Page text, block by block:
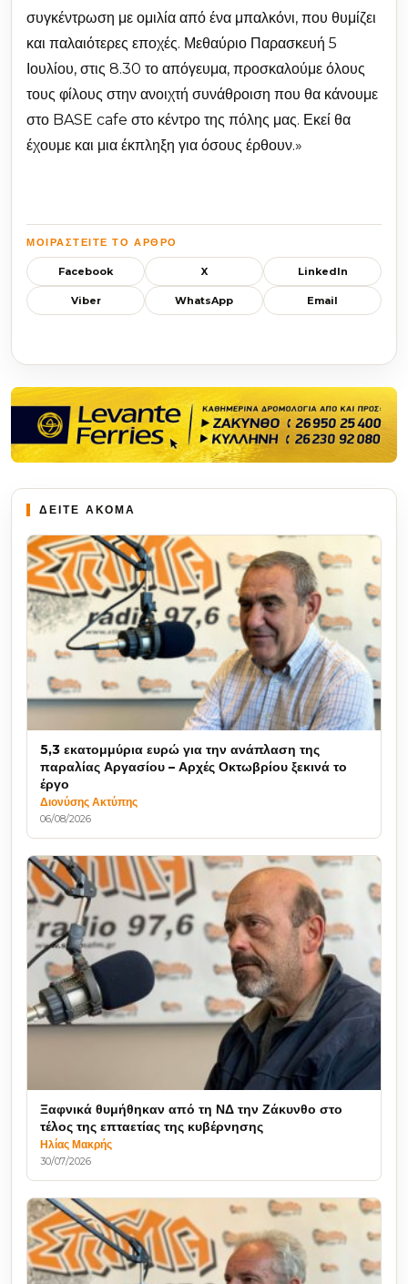
συγκέντρωση με ομιλία από ένα μπαλκόνι, που θυμίζει
και παλαιότερες εποχές. Μεθαύριο Παρασκευή 5
Ιουλίου, στις 8.30 το απόγευμα, προσκαλούμε όλους
τους φίλους στην ανοιχτή συνάθροιση που θα κάνουμε
στο BASE cafe στο κέντρο της πόλης μας. Εκεί θα
έχουμε και μια έκπληξη για όσους έρθουν.»
ΜΟΙΡΑΣΤΕΊΤΕ ΤΟ ΆΡΘΡΟ
Facebook X LinkedIn
Viber WhatsApp Email
ΔΕΙΤΕ ΑΚΟΜΑ
5,3 εκατομμύρια ευρώ για την ανάπλαση της
παραλίας Αργασίου – Αρχές Οκτωβρίου ξεκινά το
έργο
Διονύσης Ακτύπης
06/08/2026
Ξαφνικά θυμήθηκαν από τη ΝΔ την Ζάκυνθο στο
τέλος της επταετίας της κυβέρνησης
Ηλίας Μακρής
30/07/2026